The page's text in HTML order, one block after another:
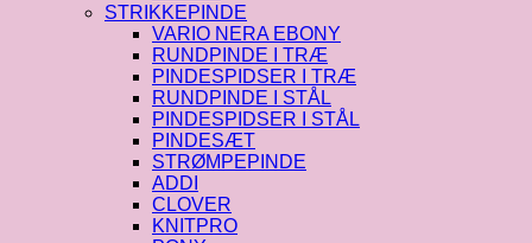
STRIKKEPINDE
VARIO NERA EBONY
RUNDPINDE I TRÆ
PINDESPIDSER I TRÆ
RUNDPINDE I STÅL
PINDESPIDSER I STÅL
PINDESÆT
STRØMPEPINDE
ADDI
CLOVER
KNITPRO